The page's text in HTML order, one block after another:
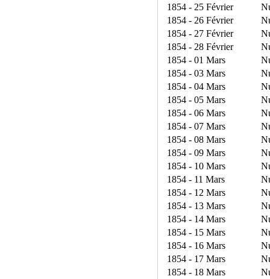
1854 - 25 Février
1854 - 26 Février
1854 - 27 Février
1854 - 28 Février
1854 - 01 Mars
1854 - 03 Mars
1854 - 04 Mars
1854 - 05 Mars
1854 - 06 Mars
1854 - 07 Mars
1854 - 08 Mars
1854 - 09 Mars
1854 - 10 Mars
1854 - 11 Mars
1854 - 12 Mars
1854 - 13 Mars
1854 - 14 Mars
1854 - 15 Mars
1854 - 16 Mars
1854 - 17 Mars
1854 - 18 Mars